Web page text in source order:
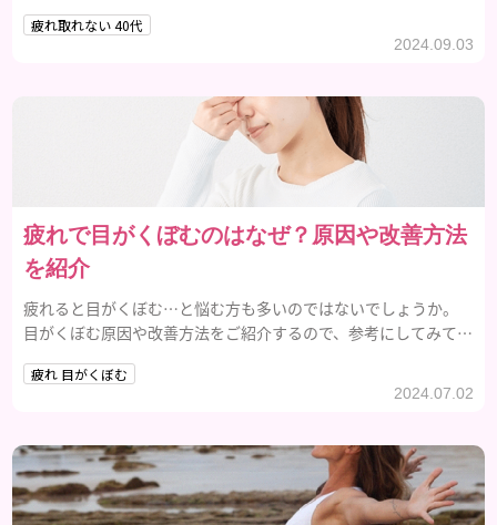
疲れ取れない 40代
2024.09.03
疲れで目がくぼむのはなぜ？原因や改善方法
を紹介
疲れると目がくぼむ…と悩む方も多いのではないでしょうか。
目がくぼむ原因や改善方法をご紹介するので、参考にしてみてく
疲れ 目がくぼむ
2024.07.02